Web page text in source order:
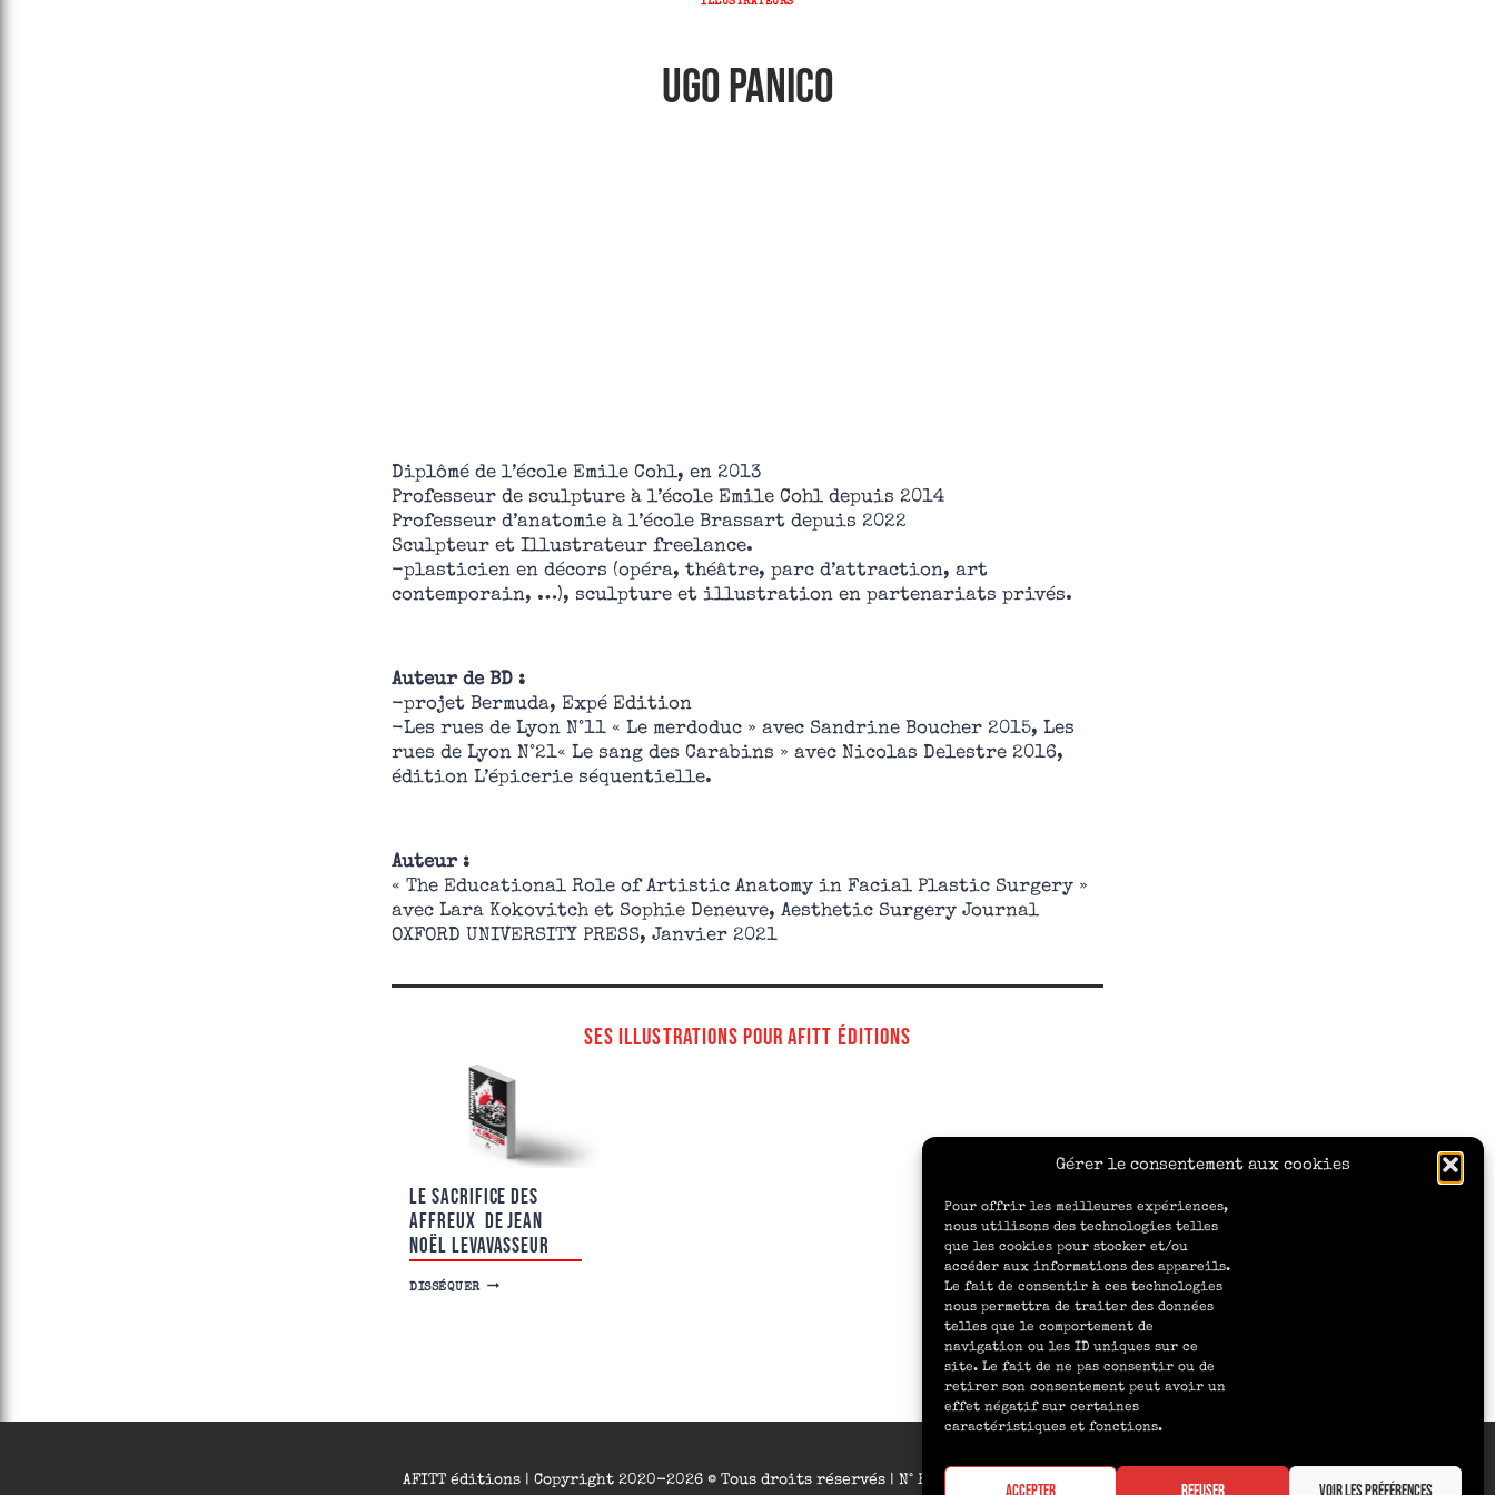
Gérer le consentement aux cookies
Pour offrir les meilleures expériences,
nous utilisons des technologies telles
que les cookies pour stocker et/ou
accéder aux informations des appareils.
Le fait de consentir à ces technologies
nous permettra de traiter des données
telles que le comportement de
navigation ou les ID uniques sur ce
site. Le fait de ne pas consentir ou de
retirer son consentement peut avoir un
effet négatif sur certaines
caractéristiques et fonctions.
Accepter Refuser Voir les préférences
ILLUSTRATEURS
Ugo PANICO
Diplômé de l’école Emile Cohl, en 2013
Professeur de sculpture à l’école Emile Cohl depuis 2014
Professeur d’anatomie à l’école Brassart depuis 2022
Sculpteur et Illustrateur freelance.
-plasticien en décors (opéra, théâtre, parc d’attraction, art
contemporain, …), sculpture et illustration en partenariats privés.
Auteur de BD :
-projet Bermuda, Expé Edition
-Les rues de Lyon N°11 « Le merdoduc » avec Sandrine Boucher 2015, Les
rues de Lyon N°21« Le sang des Carabins » avec Nicolas Delestre 2016,
édition L’épicerie séquentielle.
Auteur :
« The Educational Role of Artistic Anatomy in Facial Plastic Surgery »
avec Lara Kokovitch et Sophie Deneuve, Aesthetic Surgery Journal
OXFORD UNIVERSITY PRESS, Janvier 2021
SES ILLUSTRATIONS POUR AFITT ÉDITIONS
LE SACRIFICE DES
AFFREUX DE JEAN
NOËL LEVAVASSEUR
DISSÉQUER L
C
S
AFITT éditions | Copyright 2020-2026 © Tous droits réservés | N° RSC 910 477 611 00016